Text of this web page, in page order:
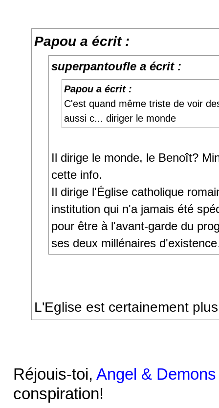
Papou a écrit :
superpantoufle a écrit :
Papou a écrit :
C'est quand même triste de voir
aussi c... diriger le monde
Il dirige le monde, le Benoît?
cette info.
Il dirige l'Église catholique
institution qui n'a jamais été
pour être à l'avant-garde du
ses deux millénaires
L'Eglise est certainement
Réjouis-toi, Angel & Demons
conspiration!